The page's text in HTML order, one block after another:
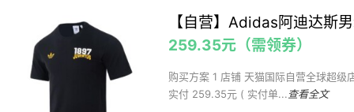
【自营】Adidas阿迪达斯
259.35元（需领券）
购买方案 1 店铺 天猫国际自营全球超
实付 259.35元 ( 实付单... 查看全文